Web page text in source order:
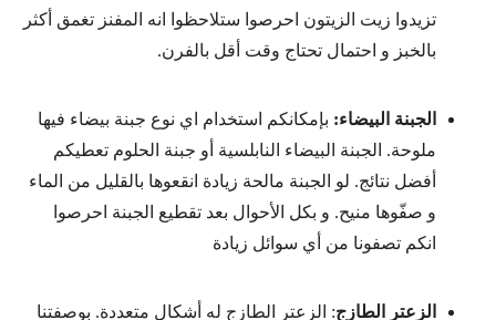
تزيدوا زيت الزيتون احرصوا ستلاحظوا انه المفنز تغمق أكثر
بالخبز و احتمال تحتاج وقت أقل بالفرن.
الجبنة البيضاء: بإمكانكم استخدام اي نوع جبنة بيضاء فيها
ملوحة. الجبنة البيضاء النابلسية أو جبنة الحلوم تعطيكم
أفضل نتائج. لو الجبنة مالحة زيادة انقعوها بالقليل من الماء
و صفّوها منيح. و بكل الأحوال بعد تقطيع الجبنة احرصوا
انكم تصفونا من أي سوائل زيادة
الزعتر الطازج: الزعتر الطازج له أشكال متعددة. بوصفتنا